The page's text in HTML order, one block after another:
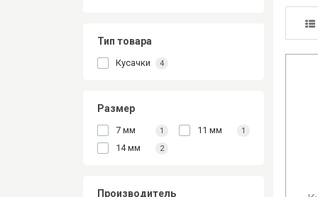
Тип товара
Кусачки 4
Размер
7 мм 1 11 мм 1
14 мм 2
Производитель